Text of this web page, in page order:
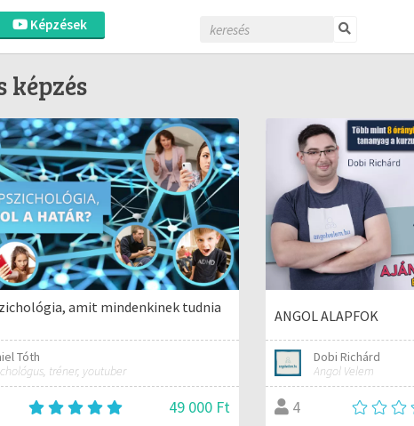
Képzések
képzés
amit mindenkinek tudnia
Tóth
tréner, youtuber
49 000 Ft
ANGOL ALAPFOK
Dobi Richárd
Angol Velem
4